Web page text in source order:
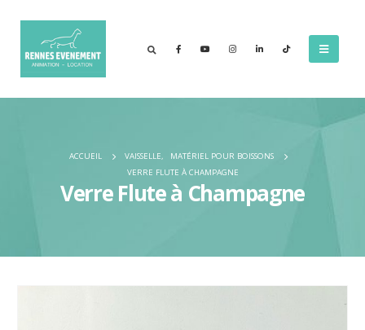
ACCUEIL VAISSELLE,
MATÉRIEL POUR BOISSONS
VERRE FLUTE À CHAMPAGNE
Verre Flute à Champagne